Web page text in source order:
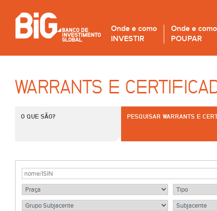
Onde e como
INVESTIR
Onde e como
POUPAR
WARRANTS E
O QUE SÃO? PESQUISAR WARRANTS E